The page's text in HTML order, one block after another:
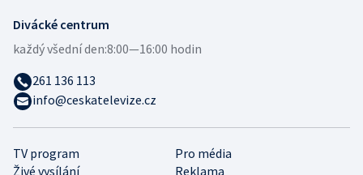
TV program
Pro média
Živé vysílání
Reklama
Divácké centrum
každý všední den:8:00—16:00 hodin
261 136 113
info@ceskatelevize.cz